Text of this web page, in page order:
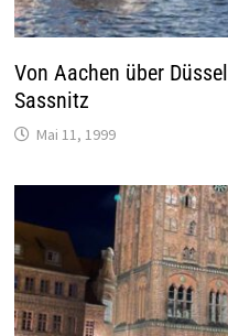
Von Aachen über
Sassnitz
Mai 11, 1999